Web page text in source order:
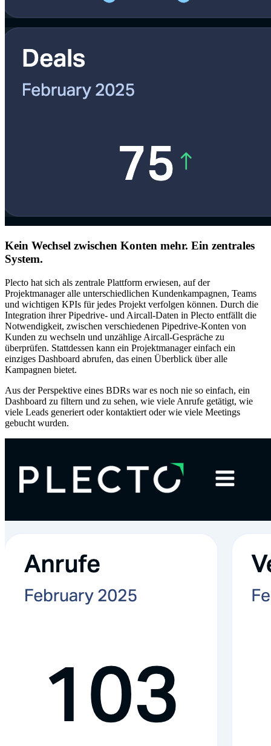
Kein Wechsel zwischen Konten mehr. Ein zentrales
System.
Plecto hat sich als zentrale Plattform erwiesen, auf der
Projektmanager alle unterschiedlichen Kundenkampagnen, Teams
und wichtigen KPIs für jedes Projekt verfolgen können. Durch die
Integration ihrer Pipedrive- und Aircall-Daten in Plecto entfällt die
Notwendigkeit, zwischen verschiedenen Pipedrive-Konten von
Kunden zu wechseln und unzählige Aircall-Gespräche zu
überprüfen. Stattdessen kann ein Projektmanager einfach ein
einziges Dashboard abrufen, das einen Überblick über alle
Kampagnen bietet.
Aus der Perspektive eines BDRs war es noch nie so einfach, ein
Dashboard zu filtern und zu sehen, wie viele Anrufe getätigt, wie
viele Leads generiert oder kontaktiert oder wie viele Meetings
gebucht wurden.